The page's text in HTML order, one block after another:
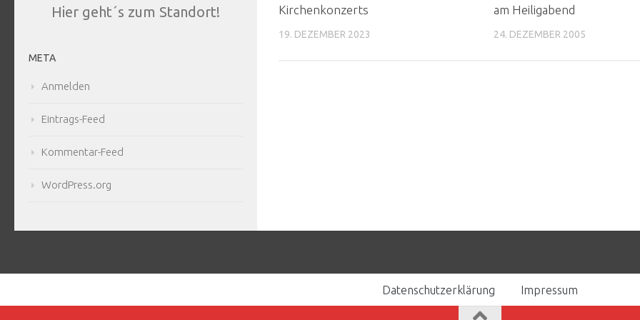
Kirchenkonzerts
19. DEZEMBER 2023
am Heiligabend
24. DEZEMBER 2005
Hier geht´s zum Standort!
META
Anmelden
Eintrags-Feed
Kommentar-Feed
WordPress.org
Datenschutzerklärung Impressum